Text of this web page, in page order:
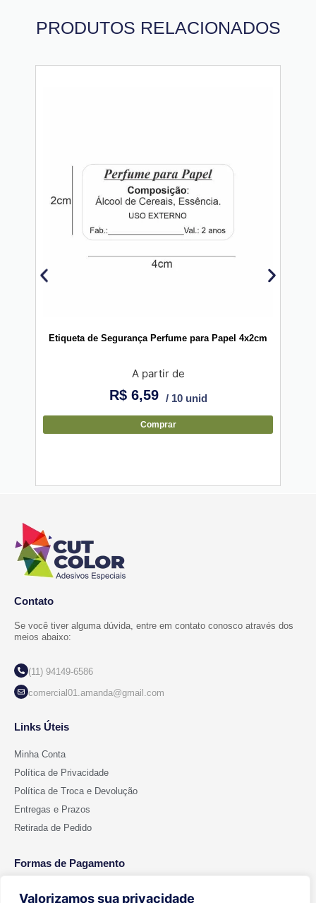
Valorizamos sua privacidade
PRODUTOS RELACIONADOS
Etiqueta de Segurança Perfume para Papel 4x2cm
A partir de
R$6,59 / 10 unid
Comprar
Contato
Se você tiver alguma dúvida, entre em contato conosco através dos
meios abaixo:
(11) 94149-6586
comercial01.amanda@gmail.com
Links Úteis
Minha Conta
Política de Privacidade
Política de Troca e Devolução
Entregas e Prazos
Retirada de Pedido
Formas de Pagamento